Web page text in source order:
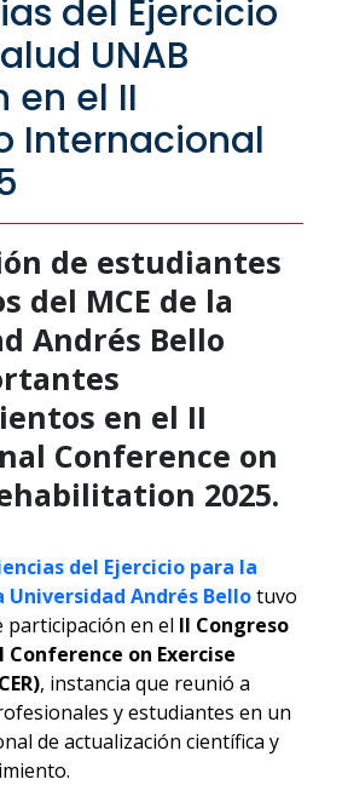
del Ejercicio
UNAB
en el II
Internacional
de estudiantes
del MCE de la
Andrés Bello
en el II
Conference on
2025.
del Ejercicio para la
Universidad Andrés Bellotuvo
en el II Congreso
on Exercise
, instancia que reunió a
y estudiantes en un
de actualización científica y